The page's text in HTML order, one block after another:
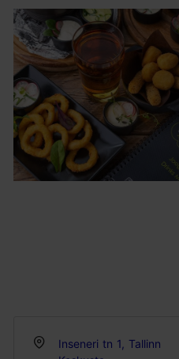
Inseneri tn 1, Tallinn